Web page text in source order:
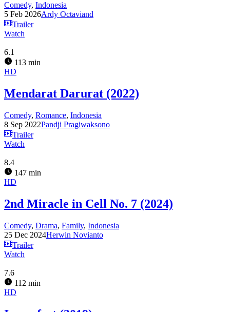
Comedy, Indonesia
5 Feb 2026Ardy Octaviand
Trailer
Watch
6.1
113 min
HD
Mendarat Darurat (2022)
Comedy, Romance, Indonesia
8 Sep 2022Pandji Pragiwaksono
Trailer
Watch
8.4
147 min
HD
2nd Miracle in Cell No. 7 (2024)
Comedy, Drama, Family, Indonesia
25 Dec 2024Herwin Novianto
Trailer
Watch
7.6
112 min
HD